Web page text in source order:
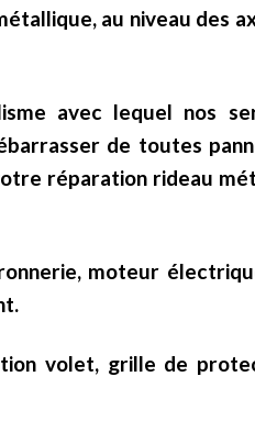
au niveau des
avec lequel nos
de toutes
réparation rideau
moteur
volet, grille de